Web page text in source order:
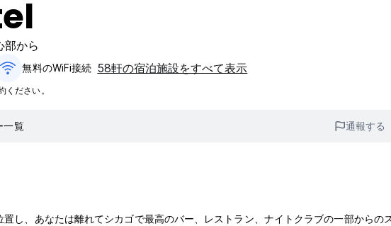
部から
無料のWiFi接続 58軒の宿泊施設をすべて表示
ださい。
一覧 通報する
し、あなたは離れてシカゴで最高のバー、レストラン、ナイトクラブの一部からの